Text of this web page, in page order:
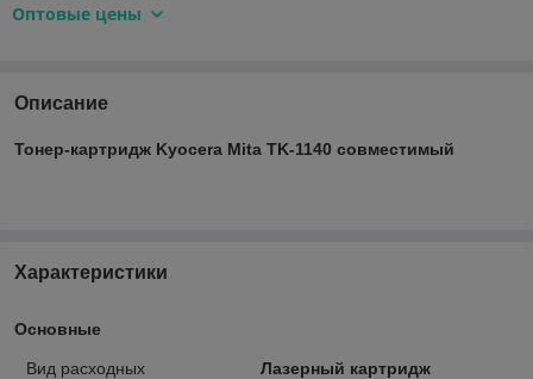
Оптовые цены
Описание
Тонер-картридж Kyocera Mita TK-1140 совместимый
Характеристики
Основные
Вид расходных
Лазерный картридж